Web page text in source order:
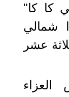
كا كا"
شمالي
عشر
العزاء